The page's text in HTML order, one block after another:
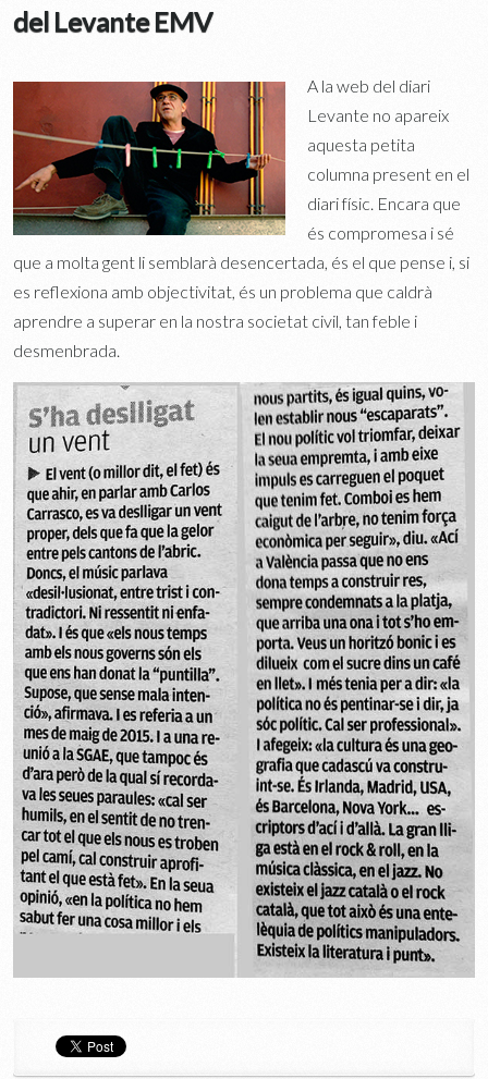
del Levante EMV
A la web del diari
Levante no apareix
aquesta petita
columna present en el
diari físic. Encara que
és compromesa i sé
que a molta gent li semblarà desencertada, és el que pense i, si
es reflexiona amb objectivitat, és un problema que caldrà
aprendre a superar en la nostra societat civil, tan feble i
desmenbrada.